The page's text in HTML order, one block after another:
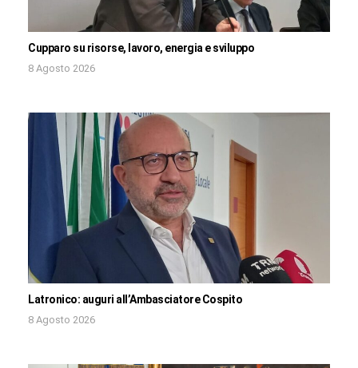
Cupparo su risorse, lavoro, energia e sviluppo
8 Agosto 2026
Latronico: auguri all’Ambasciatore Cospito
8 Agosto 2026